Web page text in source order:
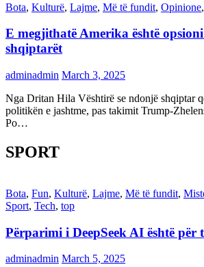
Bota, Kulturë, Lajme, Më të fundit, Opinione,
E megjithatë Amerika është
shqiptarët
adminadmin March 3, 2025
Nga Dritan Hila Vështirë se ndonjë shqiptar
politikën e jashtme, pas takimit Trump-
Po…
SPORT
Bota, Fun, Kulturë, Lajme, Më të fundit,
Sport, Tech, top
Përparimi i DeepSeek AI është për
adminadmin March 5, 2025